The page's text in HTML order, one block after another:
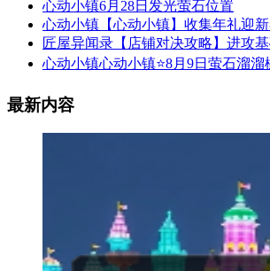
心动小镇6月28日发光萤石位置
心动小镇【心动小镇】收集年礼迎
匠屋异闻录【店铺对决攻略】进攻
心动小镇心动小镇⭐8月9日萤石溜溜
最新内容